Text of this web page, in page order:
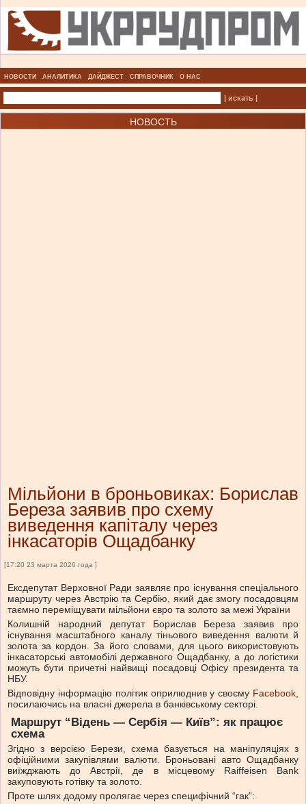
НОВОСТИ АНАЛИТИКА ДАЙДЖЕСТ СПРАВОЧНИК О НАС
| искать |
НОВОСТЬ
Мільйони в броньовиках: Борислав
Береза заявив про схему
виведення капіталу через
інкасаторів Ощадбанку
[17:20 23 марта 2026 года ]
Ексдепутат Верховної Ради заявляє про існування спеціального
маршруту через Австрію та Сербію, який дає змогу посадовцям
таємно переміщувати мільйони євро та золото за межі України
Колишній народний депутат Борислав Береза заявив про
існування масштабного каналу тіньового виведення валюти й
золота за кордон. За його словами, для цього використовують
інкасаторські автомобілі державного Ощадбанку, а до логістики
можуть бути причетні найвищі посадовці Офісу президента та
НБУ.
Відповідну інформацію політик оприлюднив у своєму Facebook,
посилаючись на власні джерела в банківському секторі.
Маршрут “Відень — Сербія — Київ”: як працює
схема
Згідно з версією Берези, схема базується на маніпуляціях з
офіційними закупівлями валюти. Броньовані авто Ощадбанку
виїжджають до Австрії, де в місцевому Raiffeisen Bank
закуповують готівку та золото.
Проте шлях додому пролягає через специфічний “гак”: